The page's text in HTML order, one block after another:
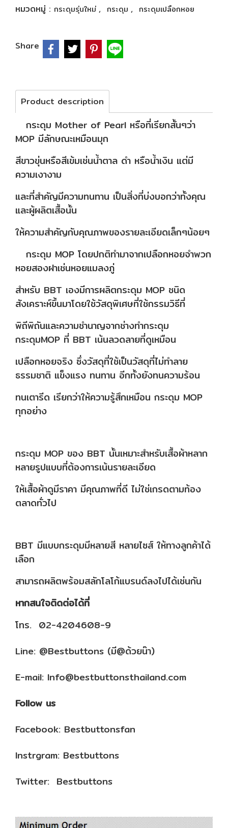
หมวดหมู่ : กระดุมรุ่นใหม่ , กระดุม , กระดุมเปลือกหอย
Share
Product description
กระดุม Mother of Pearl หรือที่เรียกสั้นๆว่า
MOP มีลักษณะเหมือนมุก
สีขาวขุ่นหรือสีเข้มเช่นน้ำตาล ดำ หรือน้ำเงิน แต่มี
ความเงางาม
และที่สำคัญมีความทนทาน เป็นสิ่งที่บ่งบอกว่าทั้งคุณ
และผู้ผลิตเสื้อนั้น
ให้ความสำคัญกับคุณภาพของรายละเอียดเล็กๆน้อยๆ
กระดุม MOP โดยปกติทำมาจากเปลือกหอยจำพวก
หอยสองฝาเช่นหอยแมลงภู่
สำหรับ BBT เองมีการผลิตกระดุม MOP ชนิด
สังเคราะห์ขึ้นมาโดยใช้วัสดุพิเศษที่ใช้กรรมวิธีที่
พิถีพิถันและความชำนาญจากช่างทำกระดุม
กระดุมMOP ที่ BBT เน้นลวดลายที่ดูเหมือน
เปลือกหอยจริง ซึ่งวัสดุที่ใช้เป็นวัสดุที่ไม่ทำลาย
ธรรมชาติ แข็งแรง ทนทาน อีกทั้งยังทนความร้อน
ทนเตารีด เรียกว่าให้ความรู้สึกเหมือน กระดุม MOP
ทุกอย่าง
กระดุม MOP ของ BBT นั้นเหมาะสำหรับเสื้อผ้าหลาก
หลายรูปแบบที่ต้องการเน้นรายละเอียด
ให้เสื้อผ้าดูมีราคา มีคุณภาพที่ดี ไม่ใช่เกรดตามท้อง
ตลาดทั่วไป
BBT มีแบบกระดุมมีหลายสี หลายไซส์ ให้ทางลูกค้าได้
เลือก
สามารถผลิตพร้อมสลักโลโก้แบรนด์ลงไปได้เช่นกัน
หากสนใจติดต่อได้ที่
โทร. 02-4204608-9
Line: @Bestbuttons (มี@ด้วยน๊า)
E-mail: Info@bestbuttonsthailand.com
Follow us
Facebook: Bestbuttonsfan
Instrgram: Bestbuttons
Twitter: Bestbuttons